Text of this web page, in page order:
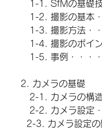
1-1. SfMの基礎
1-2. 撮影の基本
1-3. 撮影方法・・
1-4. 撮影のポイン
1-5. 事例・・・・
2. カメラの基礎
2-1. カメラの構造
2-2. カメラ設定・
2-3. カメラ設定